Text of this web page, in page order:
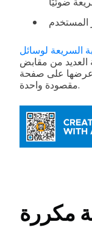
المستخدم
السريعة لوسائل
العديد من مقابض
وعرضها على صفحة
مقصودة واحدة.
مكررة